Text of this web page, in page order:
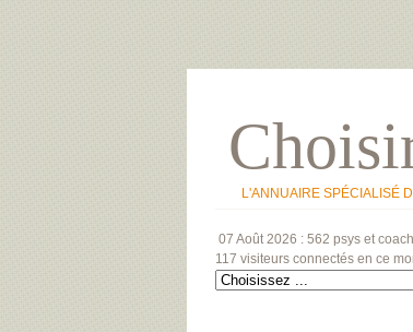
L'ANNUAIRE SPÉCIALISÉ
07 Août 2026 : 562 psys et
117 visiteurs connectés en ce